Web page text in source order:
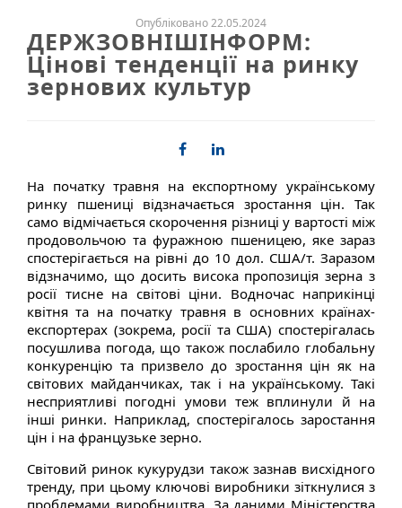
Опубліковано 22.05.2024
ДЕРЖЗОВНІШІНФОРМ:
Цінові тенденції на ринку
зернових культур
На початку травня на експортному українському
ринку пшениці відзначається зростання цін. Так
само відмічається скорочення різниці у вартості між
продовольчою та фуражною пшеницею, яке зараз
спостерігається на рівні до 10 дол. США/т. Заразом
відзначимо, що досить висока пропозиція зерна з
росії тисне на світові ціни. Водночас наприкінці
квітня та на початку травня в основних країнах-
експортерах (зокрема, росії та США) спостерігалась
посушлива погода, що також послабило глобальну
конкуренцію та призвело до зростання цін як на
світових майданчиках, так і на українському. Такі
несприятливі погодні умови теж вплинули й на
інші ринки. Наприклад, спостерігалось заростання
цін і на французьке зерно.
Світовий ринок кукурудзи також зазнав висхідного
тренду, при цьому ключові виробники зіткнулися з
проблемами виробництва. За даними Міністерства